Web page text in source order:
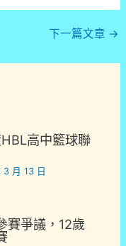
下一篇文章 →
高中籃球聯
月 13 日
賽爭議，12歲